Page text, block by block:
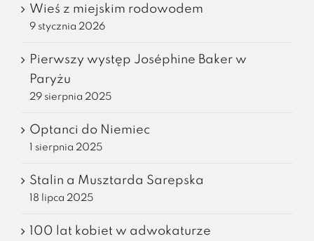
Wieś z miejskim rodowodem
9 stycznia 2026
Pierwszy występ Joséphine Baker w
Paryżu
29 sierpnia 2025
Optanci do Niemiec
1 sierpnia 2025
Stalin a Musztarda Sarepska
18 lipca 2025
100 lat kobiet w adwokaturze